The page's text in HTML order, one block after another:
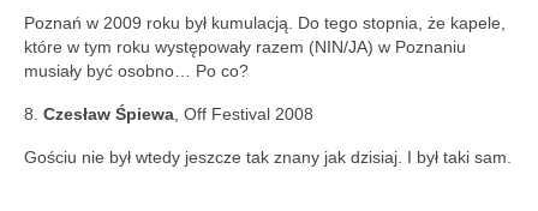
Poznań w 2009 roku był kumulacją. Do tego stopnia, że kapele,
które w tym roku występowały razem (NIN/JA) w Poznaniu
musiały być osobno… Po co?
8. Czesław Śpiewa , Off Festival 2008
Gościu nie był wtedy jeszcze tak znany jak dzisiaj. I był taki sam.